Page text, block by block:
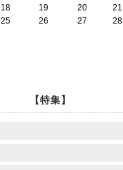
18 19 20 21
25 26 27 28
【特集】